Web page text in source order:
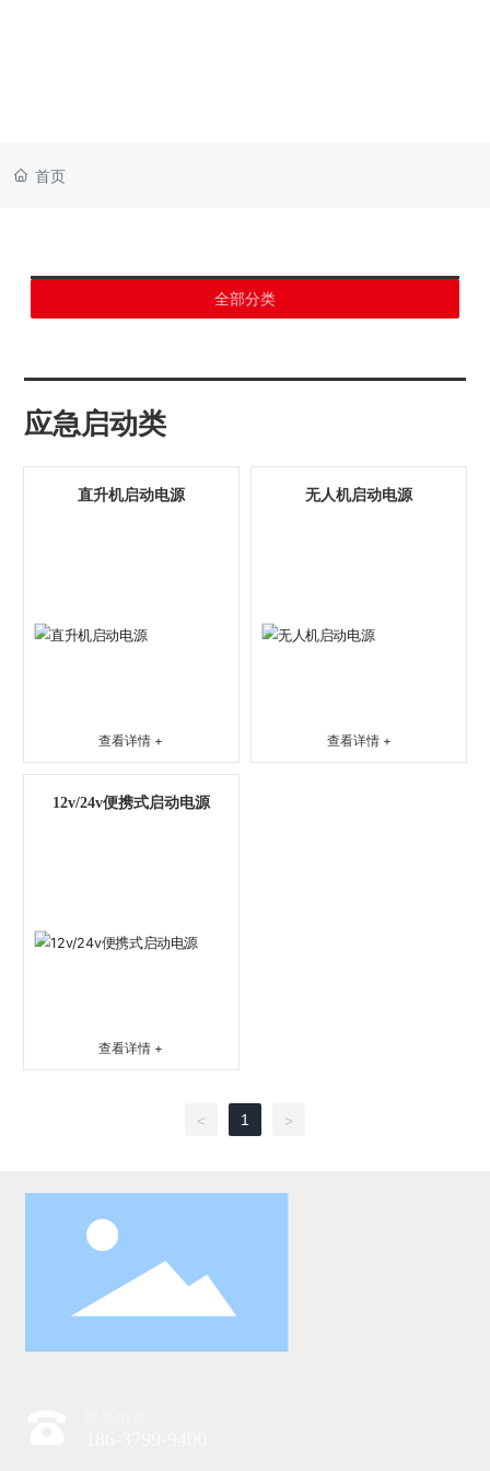
首页
全部分类
应急启动类
直升机启动电源
查看详情 +
无人机启动电源
查看详情 +
12v/24v便携式启动电源
查看详情 +
< 1 >